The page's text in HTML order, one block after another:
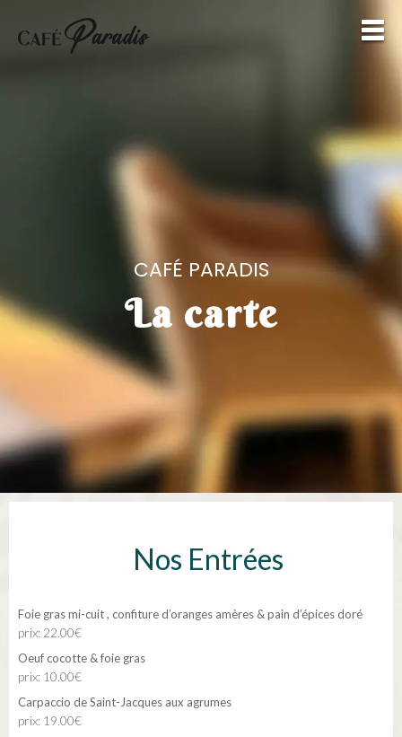
CAFÉ PARADIS
La carte
Nos Entrées
Foie gras mi-cuit , confiture d’oranges amères & pain d’épices doré
prix: 22.00€
Oeuf cocotte & foie gras
prix: 10.00€
Carpaccio de Saint-Jacques aux agrumes
prix: 19.00€